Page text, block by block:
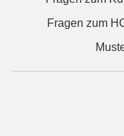
Fragen zum